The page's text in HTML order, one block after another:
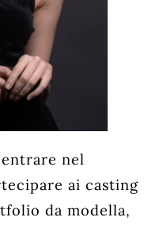
nel
ai casting
da modella,